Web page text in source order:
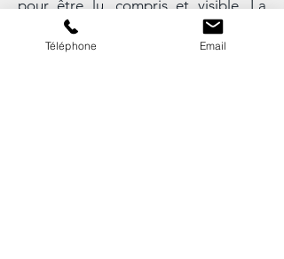
: il ne suffit pas d’aligner des phrases
pour être lu, compris et visible. La
Téléphone Email